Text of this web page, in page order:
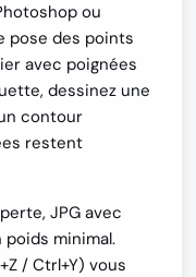
ou
pose des points
avec poignées
dessinez une
contour
restent
JPG avec
poids minimal.
/ Ctrl+Y) vous